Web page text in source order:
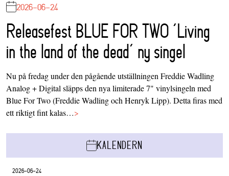
2026-06-24
Releasefest BLUE FOR TWO ‘Living
in the land of the dead’ ny singel
Nu på fredag under den pågående utställningen Freddie Wadling
Analog + Digital släpps den nya limiterade 7" vinylsingeln med
Blue For Two (Freddie Wadling och Henryk Lipp). Detta firas med
ett riktigt fint kalas…>
KALENDERN
2026-06-24